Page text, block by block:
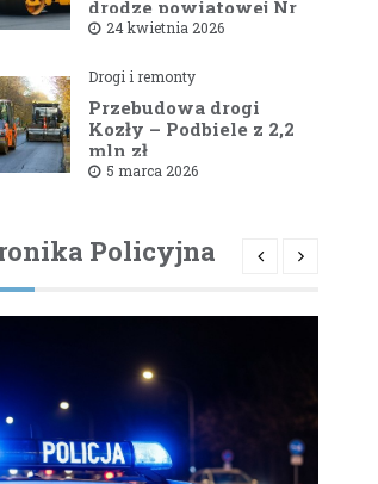
drodze powiatowej Nr
1581B Kowale – Filipy
24 kwietnia 2026
Drogi i remonty
Przebudowa drogi
Kozły – Podbiele z 2,2
mln zł
dofinansowaniem od
5 marca 2026
Policyjna